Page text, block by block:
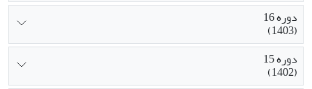
دوره 16
(1403)
دوره 15
(1402)